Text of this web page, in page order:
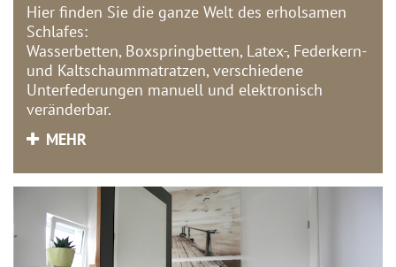
Hier finden Sie die ganze Welt des erholsamen
Schlafes:
Wasserbetten, Boxspringbetten, Latex-, Federkern-
und Kaltschaummatratzen, verschiedene
Unterfederungen manuell und elektronisch
veränderbar.
MEHR